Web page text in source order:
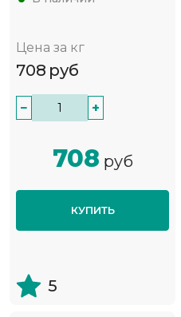
Цена за кг
708 руб
− +
708 руб
КУПИТЬ
5